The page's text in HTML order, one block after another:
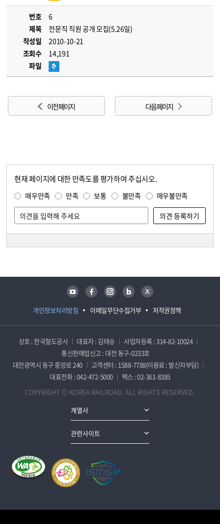
번호
6
제목
전문직 직원 공개 모집(5.26일)
작성일
2010-10-21
조회수
14,191
파일
이전 페이지 다음 페이지
현재 페이지에 대한 만족도를 평가하여 주십시오.
매우만족 만족 보통 불만족 매우불만족
개인정보처리방침 이메일무단수집거부 저작권정책
유튜브 페이스북 인스타그램 블로그 트위터
상호 : 한국철도공사 대표자 : 김태승
사업자등록 : 314-82-10024
통신판매업신고 : 대전 동구-0233호
대전광역시 동구 중앙로 240
고객센터 : 1588-7788(이용료 : 발신자부담)
대표전화 : 042-472-5000
팩스 : 02-361-8385
COPYRIGHT ⓒ KOREA RAILROAD. ALL RIGHTS RESERVED.
계열사
관련사이트